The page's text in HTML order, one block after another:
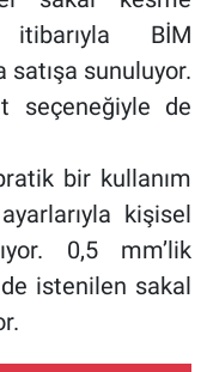
BİM
sunuluyor.
seçeneğiyle de
bir kullanım
kişisel
0,5 mm’lik
istenilen sakal